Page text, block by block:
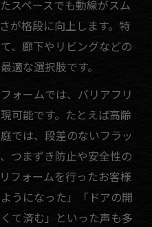
フォーム業者選定のコ
較と正しい選び方の
めの見積もり比較法
べき実績と評判の見極
ドア更新のポイント
ラテラルドア機能性ア
スペースでも動線がスム
が格段に向上します。特
、廊下やリビングなどの
適な選択肢です。
ォームでは、バリアフリ
可能です。たとえば高齢
では、段差のないフラッ
つまずき防止や安全性の
フォームを行ったお客様
うになった」「ドアの開
て済む」といった声も多